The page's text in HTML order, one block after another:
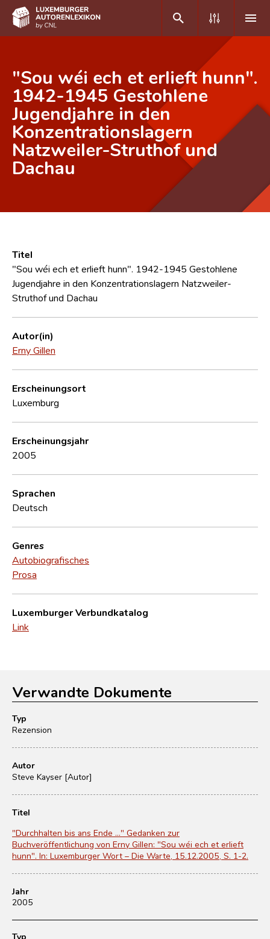
DE FR
Home
Autor(inn)en A-Z
Erweiterte Suche
CNL
Kontakt
"Sou wéi ech et erlieft hunn".
1942-1945 Gestohlene
Jugendjahre in den
Konzentrationslagern
Natzweiler-Struthof und
Dachau
Titel
"Sou wéi ech et erlieft hunn". 1942-1945 Gestohlene
Jugendjahre in den Konzentrationslagern Natzweiler-
Struthof und Dachau
Autor(in)
Erny Gillen
Erscheinungsort
Luxemburg
Erscheinungsjahr
2005
Sprachen
Deutsch
Genres
Autobiografisches
Prosa
Luxemburger Verbundkatalog
Link
Verwandte Dokumente
Typ
Rezension
Autor
Steve Kayser [Autor]
Titel
"Durchhalten bis ans Ende ..." Gedanken zur
Buchveröffentlichung von Erny Gillen: "Sou wéi ech et erlieft
hunn". In: Luxemburger Wort – Die Warte, 15.12.2005, S. 1-2.
Jahr
2005
Typ